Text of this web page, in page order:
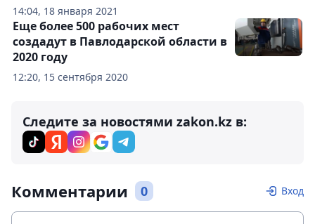
14:04, 18 января 2021
12:20, 15 сентября 2020
Еще более 500 рабочих мест
создадут в Павлодарской области в
2020 году
Следите за новостями zakon.kz в:
Комментарии 0 Вход